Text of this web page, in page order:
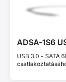
ADSA-1S6
USB 3.0 - SATA